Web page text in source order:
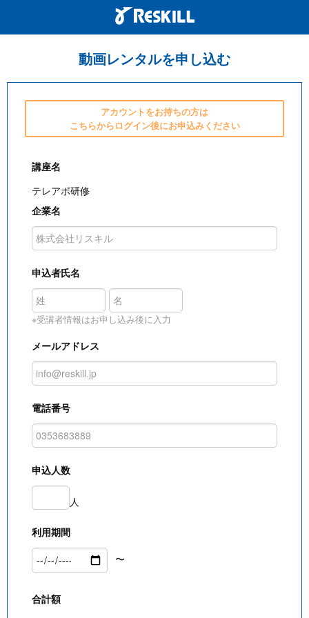
動画レンタルを申し込む
アカウントをお持ちの方は
こちらからログイン後にお申込みください
講座名
テレアポ研修
企業名
申込者氏名
※受講者情報はお申し込み後に入力
メールアドレス
電話番号
申込人数
人
利用期間
〜
合計額